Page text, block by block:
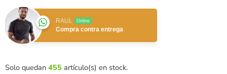
RAUL Online
Compra contra entrega
Solo quedan 455 artículo(s) en stock.